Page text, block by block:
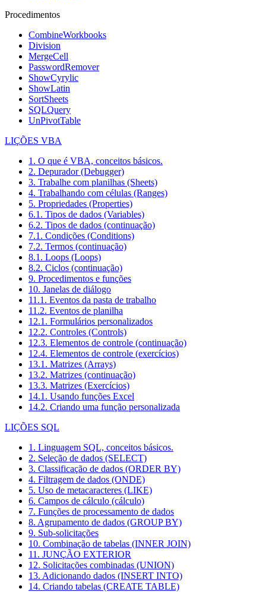
Procedimentos
CombineWorkbooks
Division
MergeCell
PasswordRemover
ShowCyrylic
ShowLatin
SortSheets
SQLQuery
UnPivotTable
LIÇÕES VBA
1. O que é VBA, conceitos básicos.
2. Depurador (Debugger)
3. Trabalhe com planilhas (Sheets)
4. Trabalhando com células (Ranges)
5. Propriedades (Properties)
6.1. Tipos de dados (Variables)
6.2. Tipos de dados (continuação)
7.1. Condições (Conditions)
7.2. Termos (continuação)
8.1. Loops (Loops)
8.2. Ciclos (continuação)
9. Procedimentos e funções
10. Janelas de diálogo
11.1. Eventos da pasta de trabalho
11.2. Eventos de planilha
12.1. Formulários personalizados
12.2. Controles (Controls)
12.3. Elementos de controle (continuação)
12.4. Elementos de controle (exercícios)
13.1. Matrizes (Arrays)
13.2. Matrizes (continuação)
13.3. Matrizes (Exercícios)
14.1. Usando funções Excel
14.2. Criando uma função personalizada
LIÇÕES SQL
1. Linguagem SQL, conceitos básicos.
2. Seleção de dados (SELECT)
3. Classificação de dados (ORDER BY)
4. Filtragem de dados (ONDE)
5. Uso de metacaracteres (LIKE)
6. Campos de cálculo (cálculo)
7. Funções de processamento de dados
8. Agrupamento de dados (GROUP BY)
9. Sub-solicitações
10. Combinação de tabelas (INNER JOIN)
11. JUNÇÃO EXTERIOR
12. Solicitações combinadas (UNION)
13. Adicionando dados (INSERT INTO)
14. Criando tabelas (CREATE TABLE)